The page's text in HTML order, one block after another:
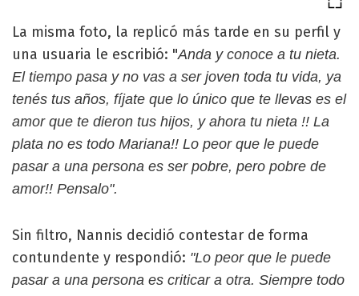
La misma foto, la replicó más tarde en su perfil y
una usuaria le escribió: "Anda y conoce a tu nieta.
El tiempo pasa y no vas a ser joven toda tu vida, ya
tenés tus años, fíjate que lo único que te llevas es el
amor que te dieron tus hijos, y ahora tu nieta !! La
plata no es todo Mariana!! Lo peor que le puede
pasar a una persona es ser pobre, pero pobre de
amor!! Pensalo".
Sin filtro, Nannis decidió contestar de forma
contundente y respondió: "Lo peor que le puede
pasar a una persona es criticar a otra. Siempre todo